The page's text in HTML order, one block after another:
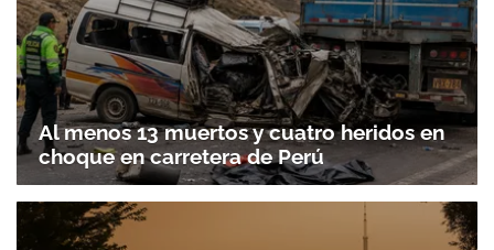
Al menos 13 muertos y cuatro heridos en
choque en carretera de Perú